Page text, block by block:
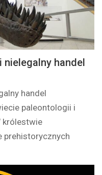
nielegalny handel
handel
paleontologii i
królestwie
prehistorycznych